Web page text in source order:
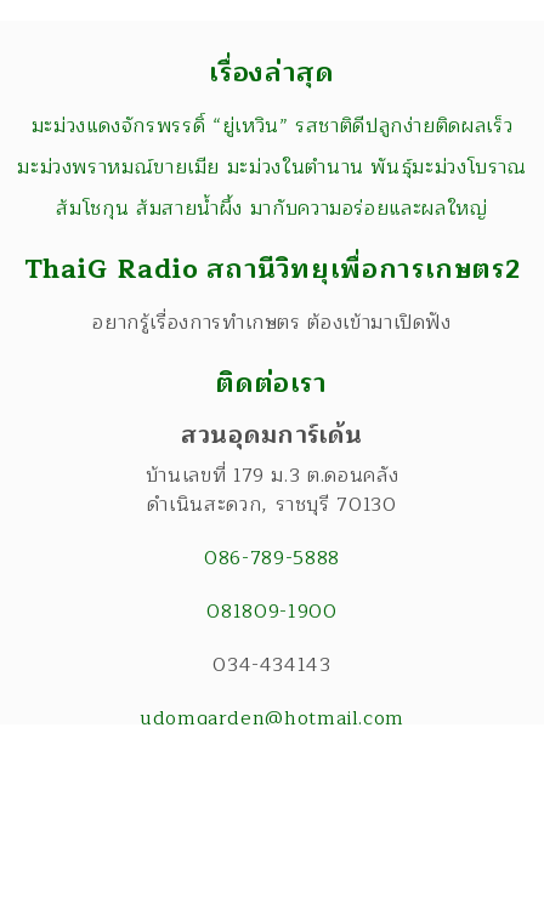
เรื่องล่าสุด
มะม่วงแดงจักรพรรดิ์ “ยู่เหวิน” รสชาติดีปลูกง่ายติดผลเร็ว
มะม่วงพราหมณ์ขายเมีย มะม่วงในตำนาน พันธุ์มะม่วงโบราณ
ส้มโชกุน ส้มสายน้ำผึ้ง มากับความอร่อยและผลใหญ่
ThaiG Radio สถานีวิทยุเพื่อการเกษตร2
อยากรู้เรื่องการทำเกษตร ต้องเข้ามาเปิดฟัง
ติดต่อเรา
สวนอุดมการ์เด้น
บ้านเลขที่ 179 ม.3 ต.ดอนคลัง
ดำเนินสะดวก, ราชบุรี 70130
086-789-5888
081809-1900
034-434143
udomgarden@hotmail.com